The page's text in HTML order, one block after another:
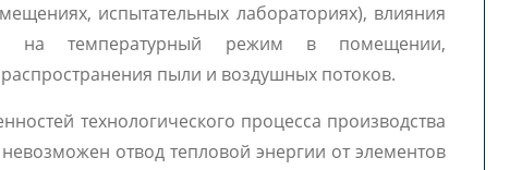
испытательных лабораториях), влияния
на температурный режим в помещении,
пыли и воздушных потоков.
технологического процесса производства
отвод тепловой энергии от элементов